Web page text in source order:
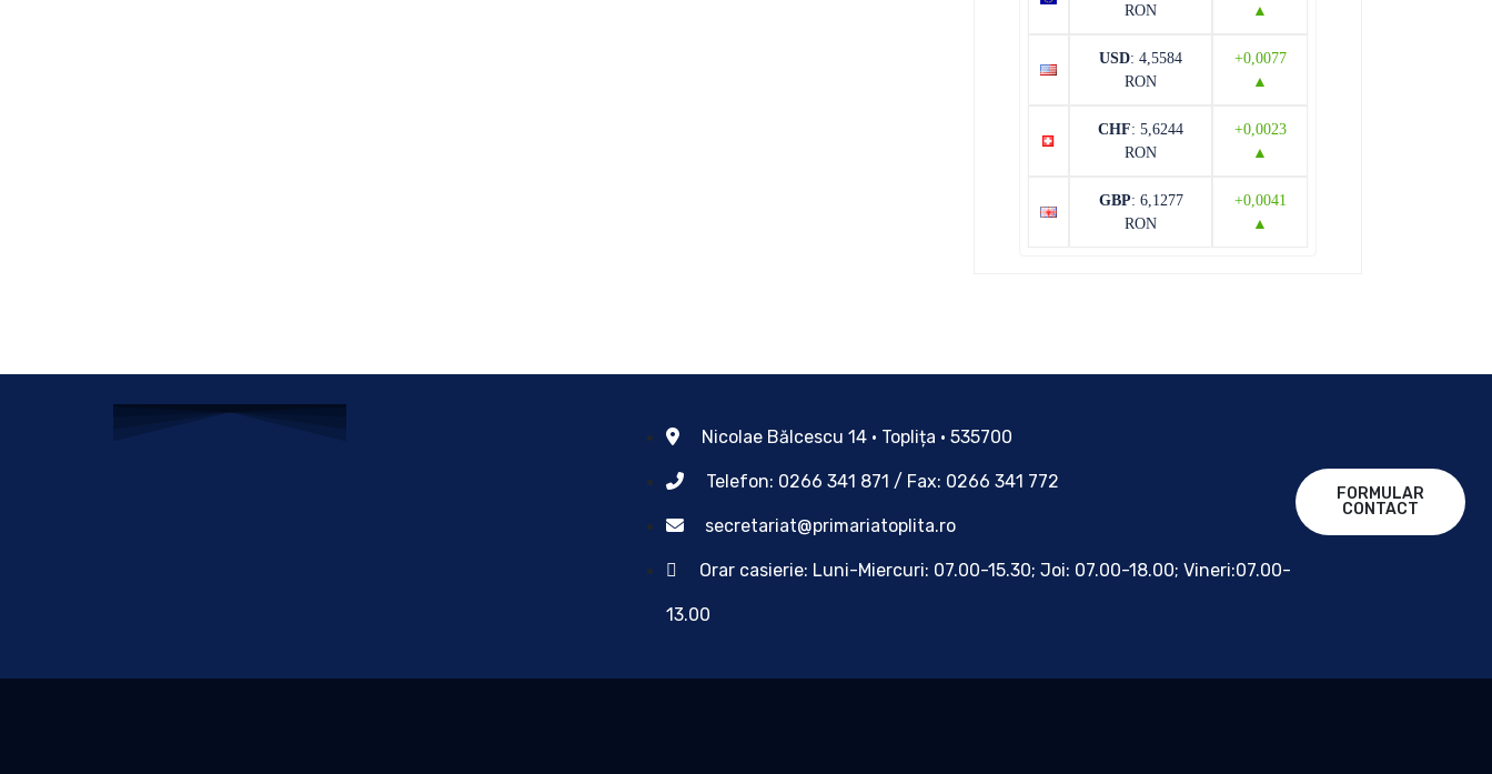
RON
▲
USD: 4,5584
RON
+0,0077
▲
CHF: 5,6244
RON
+0,0023
▲
GBP: 6,1277
RON
+0,0041
▲
Nicolae Bălcescu 14 • Toplița • 535700
Telefon: 0266 341 871 / Fax: 0266 341 772
secretariat@primariatoplita.ro
Orar casierie: Luni-Miercuri: 07.00-15.30; Joi: 07.00-18.00; Vineri:07.00-
13.00
FORMULAR
CONTACT